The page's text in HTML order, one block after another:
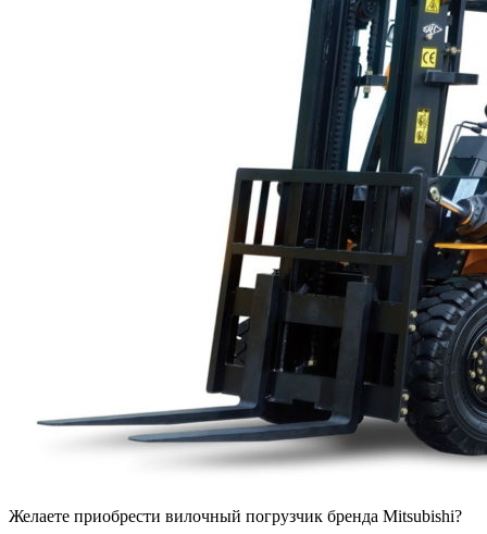
Желаете приобрести вилочный погрузчик бренда Mitsubishi?